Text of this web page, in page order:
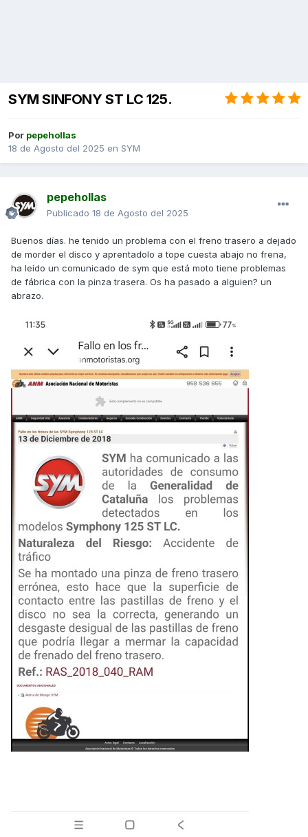
SYM SINFONY ST LC 125.
Por pepehollas
18 de Agosto del 2025 en SYM
pepehollas
Publicado 18 de Agosto del 2025
Buenos días. he tenido un problema con el freno trasero a dejado
de morder el disco y aprentadolo a tope cuesta abajo no frena,
ha leído un comunicado de sym que está moto tiene problemas
de fábrica con la pinza trasera. Os ha pasado a alguien? un
abrazo.